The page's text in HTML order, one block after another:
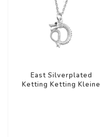
East Silverplated
Ketting Ketting Kleine